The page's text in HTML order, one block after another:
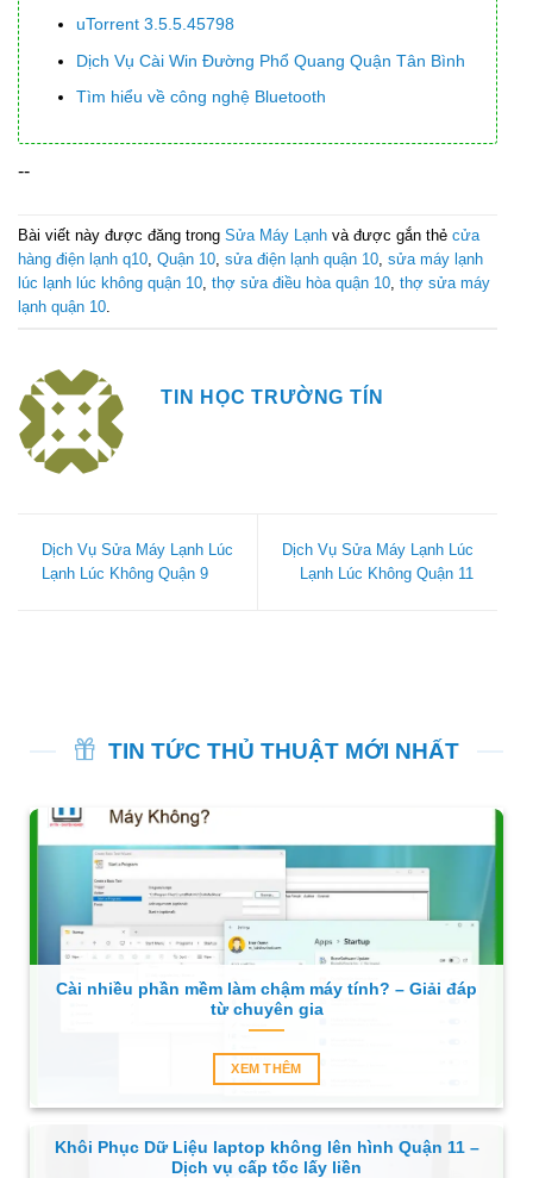
uTorrent 3.5.5.45798
Dịch Vụ Cài Win Đường Phổ Quang Quận Tân Bình
Tìm hiểu về công nghệ Bluetooth
--
Bài viết này được đăng trong Sửa Máy Lạnh và được gắn thẻ cửa
hàng điện lạnh q10 Quận 10 sửa điện lạnh quận 10 sửa máy lạnh
lúc lạnh lúc không quận 10 thợ sửa điều hòa quận 10 thợ sửa máy
lạnh quận 10
TIN HỌC TRƯỜNG TÍN
Dịch Vụ Sửa Máy Lạnh Lúc
Lạnh Lúc Không Quận 9
Dịch Vụ Sửa Máy Lạnh Lúc
Lạnh Lúc Không Quận 11
TIN TỨC THỦ THUẬT MỚI NHẤT
Cài nhiều phần mềm làm chậm máy tính? – Giải đáp
từ chuyên gia
XEM THÊM
Khôi Phục Dữ Liệu laptop không lên hình Quận 11 –
Dịch vụ cấp tốc lấy liền